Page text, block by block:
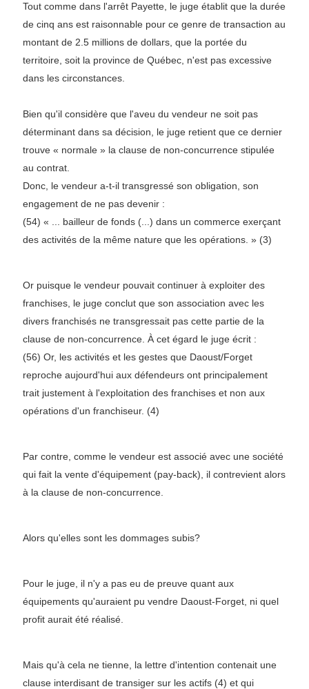
Tout comme dans l'arrêt Payette, le juge établit que la durée
de cinq ans est raisonnable pour ce genre de transaction au
montant de 2.5 millions de dollars, que la portée du
territoire, soit la province de Québec, n'est pas excessive
dans les circonstances.
Bien qu'il considère que l'aveu du vendeur ne soit pas
déterminant dans sa décision, le juge retient que ce dernier
trouve « normale » la clause de non-concurrence stipulée
au contrat.
Donc, le vendeur a-t-il transgressé son obligation, son
engagement de ne pas devenir :
(54) « ... bailleur de fonds (...) dans un commerce exerçant
des activités de la même nature que les opérations. » (3)
Or puisque le vendeur pouvait continuer à exploiter des
franchises, le juge conclut que son association avec les
divers franchisés ne transgressait pas cette partie de la
clause de non-concurrence. À cet égard le juge écrit :
(56) Or, les activités et les gestes que Daoust/Forget
reproche aujourd'hui aux défendeurs ont principalement
trait justement à l'exploitation des franchises et non aux
opérations d'un franchiseur. (4)
Par contre, comme le vendeur est associé avec une société
qui fait la vente d'équipement (pay-back), il contrevient alors
à la clause de non-concurrence.
Alors qu'elles sont les dommages subis?
Pour le juge, il n'y a pas eu de preuve quant aux
équipements qu'auraient pu vendre Daoust-Forget, ni quel
profit aurait été réalisé.
Mais qu'à cela ne tienne, la lettre d'intention contenait une
clause interdisant de transiger sur les actifs (4) et qui